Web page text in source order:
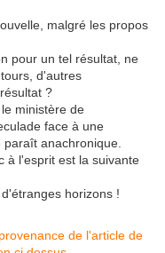
malgré les propos
pour un tel résultat, ne
d'autres
?
ministère de
face à une
anachronique.
à l'esprit est la suivante
horizons !